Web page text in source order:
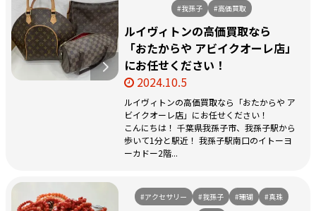
#我孫子
#高価買取
ルイヴィトンの高価買取なら
「おたからや アビイクオーレ店」
にお任せください！
2024.10.5
ルイヴィトンの高価買取なら「おたからや ア
ビイクオーレ店」にお任せください！
こんにちは！ 千葉県我孫子市、我孫子駅から
歩いて1分と駅近！ 我孫子駅南口のイトーヨ
ーカドー2階...
#アクセサリー #我孫子 #珊瑚
#真珠